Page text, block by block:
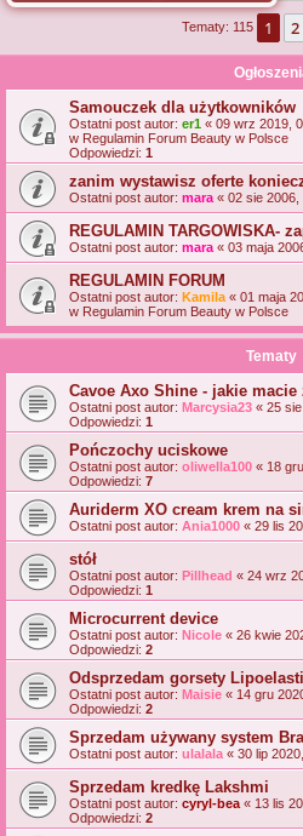
Tematy: 115 1 2
Samouczek dla użytkowników
Ostatni post autor: er1 « 09 wrz 2019,
w Regulamin Forum Beauty w Polsce
Odpowiedzi: 1
zanim wystawisz oferte
Ostatni post autor: mara « 02 sie 2006,
REGULAMIN TARGOWISKA-
Ostatni post autor: mara « 03 maja
REGULAMIN FORUM
Ostatni post autor: Kamila « 01 maja
w Regulamin Forum Beauty w Polsce
Tematy
Cavoe Axo Shine - jakie macie
Ostatni post autor: Marcysia23 « 25
Odpowiedzi: 1
Pończochy uciskowe
Ostatni post autor: oliwella100 « 18
Odpowiedzi: 7
Auriderm XO cream krem na
Ostatni post autor: Ania1000 « 29 lis
stół
Ostatni post autor: Pillhead « 24 wrz
Odpowiedzi: 1
Microcurrent device
Ostatni post autor: Nicole « 26 kwie
Odpowiedzi: 2
Odsprzedam gorsety
Ostatni post autor: Maisie « 14 gru
Odpowiedzi: 2
Sprzedam używany system
Ostatni post autor: ulalala « 30 lip
Sprzedam kredkę Lakshmi
Ostatni post autor: cyryl-bea « 13 lis
Odpowiedzi: 2